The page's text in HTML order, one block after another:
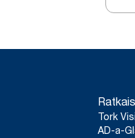
Tork
AD-a-